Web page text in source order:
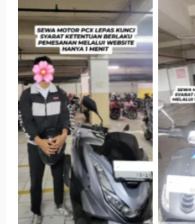
Hotel Kartika
Chandra, Jakarta
Selatan